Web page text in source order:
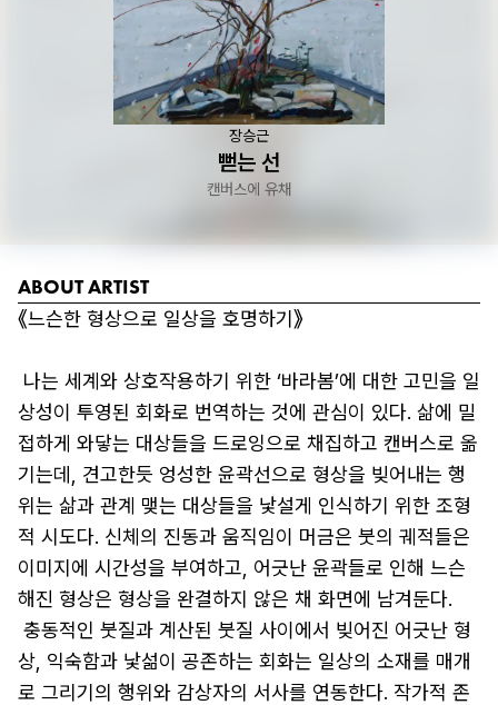
장승근
뻗는 선
캔버스에 유채
ABOUT ARTIST
《느슨한 형상으로 일상을 호명하기》
상성이 투영된 회화로 번역하는 것에 관심이 있다. 삶에 밀
접하게 와닿는 대상들을 드로잉으로 채집하고 캔버스로 옮
기는데, 견고한듯 엉성한 윤곽선으로 형상을 빚어내는 행
위는 삶과 관계 맺는 대상들을 낯설게 인식하기 위한 조형
적 시도다. 신체의 진동과 움직임이 머금은 붓의 궤적들은
이미지에 시간성을 부여하고, 어긋난 윤곽들로 인해 느슨
해진 형상은 형상을 완결하지 않은 채 화면에 남겨둔다.
상, 익숙함과 낯섦이 공존하는 회화는 일상의 소재를 매개
로 그리기의 행위와 감상자의 서사를 연동한다. 작가적 존